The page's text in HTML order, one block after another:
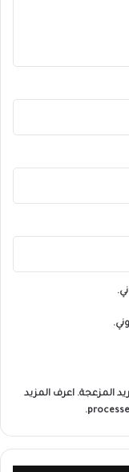
المزعجة. اعرف المزيد
.